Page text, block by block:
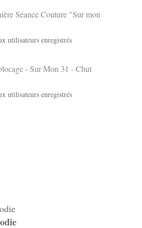
Séance Couture "Sur mon
utilisateurs enregistrés
- Sur Mon 31 - Chut
utilisateurs enregistrés